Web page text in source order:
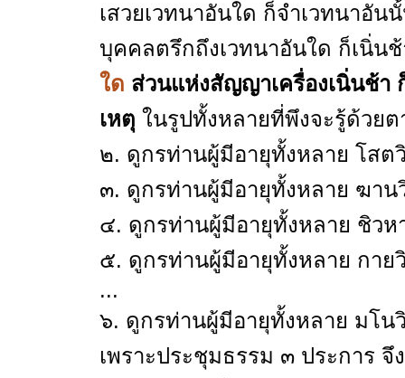
เสวยเวทนาอันใด ก็จำเวทนาอั
บุคคลตรึกถึงเวทนาอันใด ก็เนิ่น
ใด ส่วนแห่งสัญญาเครื่องเนิ่นช้า
เหตุ ในรูปทั้งหลายที่พึงจะรู้ด้วย
๒. ดูกรท่านผู้มีอายุทั้งหลาย โสต
๓. ดูกรท่านผู้มีอายุทั้งหลาย ฆา
๔. ดูกรท่านผู้มีอายุทั้งหลาย ชิว
๕. ดูกรท่านผู้มีอายุทั้งหลาย กา
...
๖. ดูกรท่านผู้มีอายุทั้งหลาย มโ
เพราะประชุมธรรม ๓ ประการ จึ